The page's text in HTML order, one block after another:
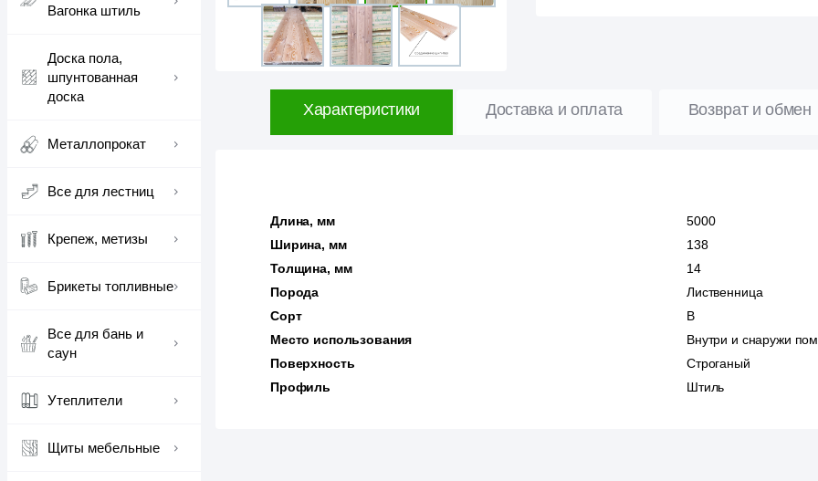
Вагонка штиль
Доска пола,
шпунтованная
доска
Металлопрокат
Все для лестниц
Крепеж, метизы
Брикеты топливные
Все для бань и
саун
Утеплители
Щиты мебельные
Характеристики Доставка и оплата Возврат и обмен
Длина, мм
5000
Ширина, мм
138
Толщина, мм
14
Порода
Лиственница
Сорт
В
Место использования
Внутри и снаружи
Поверхность
Строганый
Профиль
Штиль